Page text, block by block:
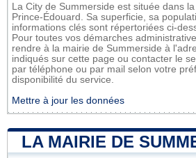
La City de Summerside est située dans
Prince-Édouard. Sa superficie, sa
informations clés sont répertoriées ci-
Pour toutes vos démarches
rendre à la mairie de Summerside à
indiqués sur cette page ou contacter le
par téléphone ou par mail selon votre
disponibilité du service.
Mettre à jour les données
LA MAIRIE DE